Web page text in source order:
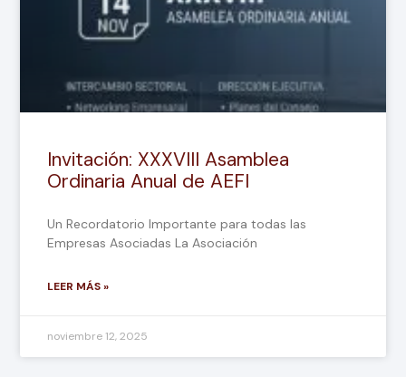
Invitación: XXXVIII Asamblea
Ordinaria Anual de AEFI
Un Recordatorio Importante para todas las
Empresas Asociadas La Asociación
LEER MÁS »
noviembre 12, 2025